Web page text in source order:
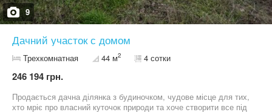
9
Дачний участок с домом
Трехкомнатная 44 м2 4 сотки
246 194 грн.
Продається дачна ділянка з будиночком, чудове місце для тих,
хто мріє про власний куточок природи та хоче створити все під